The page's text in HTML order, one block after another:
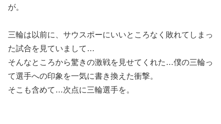
が。
三輪は以前に、サウスポーにいいところなく敗れてしまっ
た試合を見ていまして…
そんなところから驚きの激戦を見せてくれた…僕の三輪っ
て選手への印象を一気に書き換えた衝撃。
そこも含めて…次点に三輪選手を。